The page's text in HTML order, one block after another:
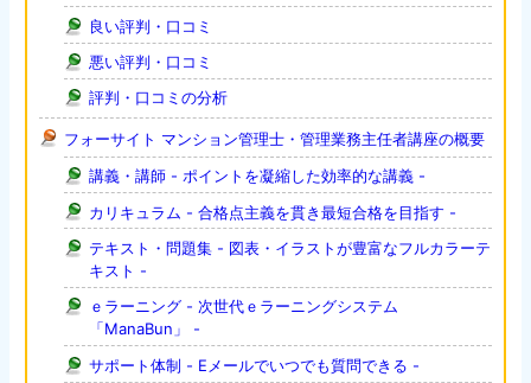
良い評判・口コミ
悪い評判・口コミ
評判・口コミの分析
フォーサイト マンション管理士・管理業務主任者講座の概要
講義・講師 - ポイントを凝縮した効率的な講義 -
カリキュラム - 合格点主義を貫き最短合格を目指す -
テキスト・問題集 - 図表・イラストが豊富なフルカラーテ
キスト -
ｅラーニング - 次世代ｅラーニングシステム
「ManaBun」 -
サポート体制 - Eメールでいつでも質問できる -